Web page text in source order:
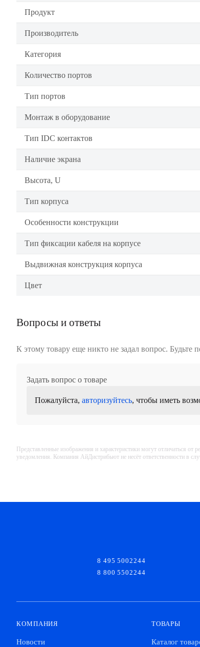
Продукт
Производитель
Категория
Количество портов
Тип портов
Монтаж в оборудование
Тип IDC контактов
Наличие экрана
Высота, U
Тип корпуса
Особенности конструкции
Тип фиксации кабеля на корпусе
Выдвижная конструкция корпуса
Цвет
Вопросы и ответы
К этому товару еще никто не задал вопрос. Будьте
Задать вопрос о товаре
Пожалуйста, авторизуйтесь, чтобы иметь
Представленные изображения и характеристики могут отличаться
уведомления. Компания АйДистрибьют не несёт ответственности в
8 495 5002244
8 800 5502244
КОМПАНИЯ
Новости
ТОВАРЫ
Каталог